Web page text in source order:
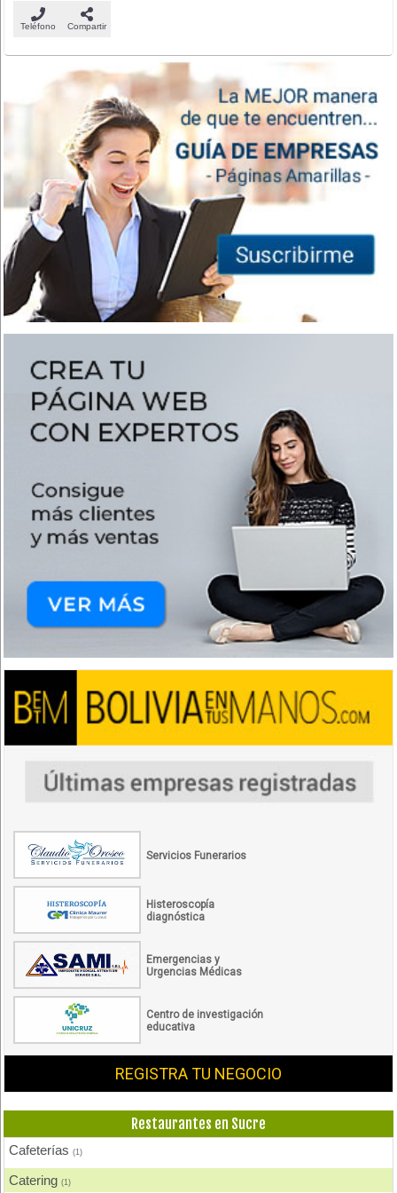
Teléfono Compartir
Servicios Funerarios
Histeroscopía
diagnóstica
Emergencias y
Urgencias Médicas
Centro de investigación
educativa
REGISTRA TU NEGOCIO
Restaurantes en Sucre
Cafeterías(1)
Catering(1)